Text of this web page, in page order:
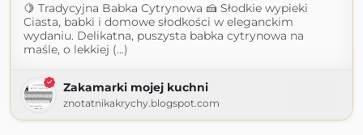
🍋 Tradycyjna Babka Cytrynowa 🍰 Słodkie wypieki
Ciasta, babki i domowe słodkości w eleganckim
wydaniu. Delikatna, puszysta babka cytrynowa na
maśle, o lekkiej (...)
Zakamarki mojej kuchni
znotatnikakrychy.blogspot.com